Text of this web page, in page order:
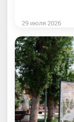
29 июля 2026